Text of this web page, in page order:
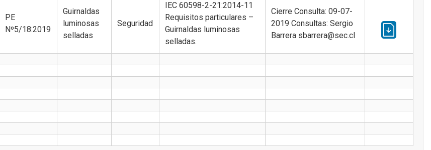
PE
Nº5/18:2019
Guirnaldas
luminosas
selladas
Seguridad
IEC 60598-2-21:2014-11
Requisitos particulares –
Guirnaldas luminosas
selladas.
Cierre Consulta: 09-07-
2019 Consultas: Sergio
Barrera sbarrera@sec.cl